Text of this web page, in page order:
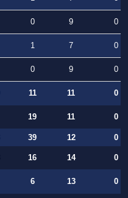
0 9
0
1 7
0
0 9
0
11 11
0
19 11 0
39 12
0
16 14
0
6 13
0